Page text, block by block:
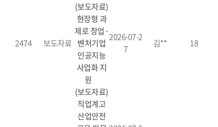
2474 보도자료
(보도자료)
현장형 과
제로 창업·
벤처기업
인공지능
사업화 지
원
2026-07-2
7
김** 18
(보도자료)
직업계고
산업안전